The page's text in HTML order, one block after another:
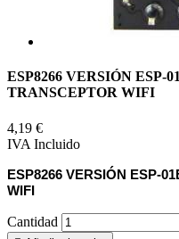
ESP8266 VERSIÓN ESP-
TRANSCEPTOR WIFI
4,19 €
IVA Incluido
ESP8266 VERSIÓN ESP-
WIFI
Cantidad